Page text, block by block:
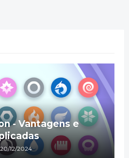
- Vantagens e
20/12/2024